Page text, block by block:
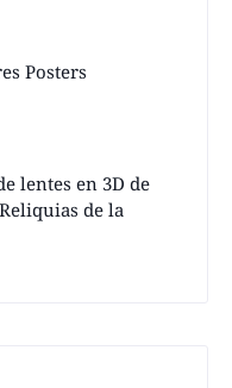
Posters
lentes en 3D de
de la